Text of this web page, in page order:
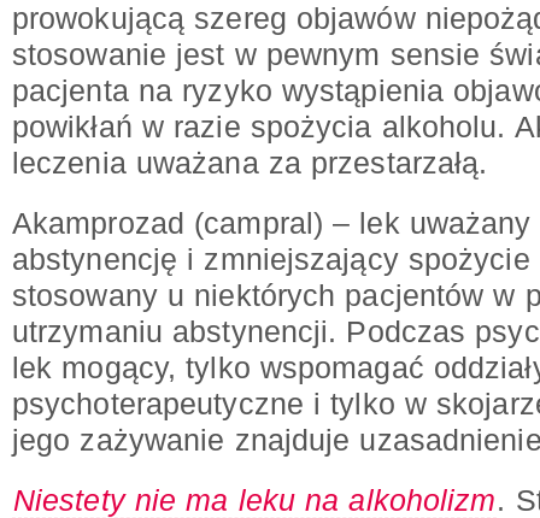
prowokującą szereg objawów
stosowanie jest w pewnym sensie
pacjenta na ryzyko wystąpienia
powikłań w razie spożycia alkoholu.
leczenia uważana za przestarzałą.
Akamprozad (campral) – lek uważany
abstynencję i zmniejszający
stosowany u niektórych pacjentów w
utrzymaniu abstynencji. Podczas
lek mogący, tylko wspomagać
psychoterapeutyczne i tylko w
jego zażywanie znajduje
Niestety nie ma leku na alkoholizm.